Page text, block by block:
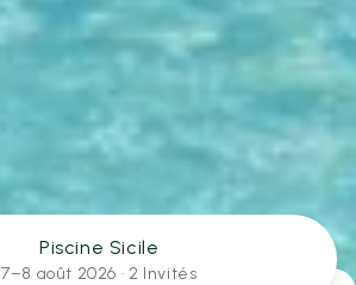
Piscine Sicile
7–8 août 2026 · 2 Invités